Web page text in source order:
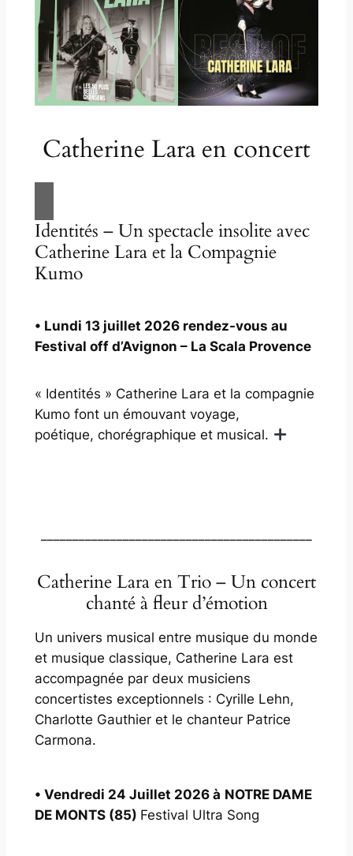
Catherine Lara en concert
Identités – Un spectacle insolite avec
Catherine Lara et la Compagnie
Kumo
• Lundi 13 juillet 2026 rendez-vous au
Festival off d’Avignon – La Scala Provence
« Identités » Catherine Lara et la compagnie
Kumo font un émouvant voyage,
poétique, chorégraphique et musical.
Catherine Lara en Trio – Un concert
chanté à fleur d’émotion
Un univers musical entre musique du monde
et musique classique, Catherine Lara est
accompagnée par deux musiciens
concertistes exceptionnels : Cyrille Lehn,
Charlotte Gauthier et le chanteur Patrice
Carmona.
• Vendredi 24 Juillet 2026 à NOTRE DAME
DE MONTS (85) Festival Ultra Song